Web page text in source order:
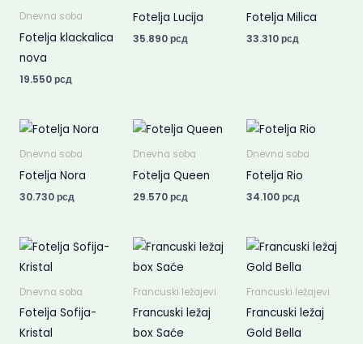
Dnevna soba
Fotelja klackalica
nova
19.550рсд
Fotelja Lucija
35.890рсд
Fotelja Milica
33.310рсд
Dnevna soba
Fotelja Nora
30.730рсд
Dnevna soba
Fotelja Queen
29.570рсд
Dnevna soba
Fotelja Rio
34.100рсд
Dnevna soba
Fotelja Sofija-
Kristal
Francuski ležajevi
Francuski ležaj
box Saće
Francuski ležajevi
Francuski ležaj
Gold Bella